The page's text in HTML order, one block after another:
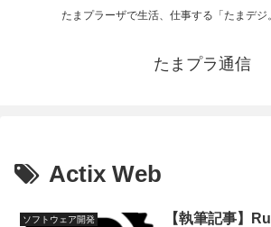
たまプラーザで生活、仕事する「たまデジ
たまプラ通信
Actix Web
ソフトウェア開発
【執筆記事】